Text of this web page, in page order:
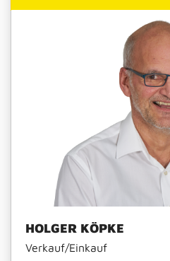
HOLGER KÖPKE
Verkauf/Einkauf